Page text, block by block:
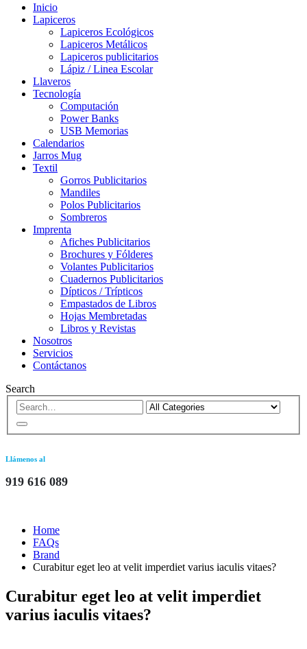
Inicio
Lapiceros
Lapiceros Ecológicos
Lapiceros Metálicos
Lapiceros publicitarios
Lápiz / Linea Escolar
Llaveros
Tecnología
Computación
Power Banks
USB Memorias
Calendarios
Jarros Mug
Textil
Gorros Publicitarios
Mandiles
Polos Publicitarios
Sombreros
Imprenta
Afiches Publicitarios
Brochures y Fólderes
Volantes Publicitarios
Cuadernos Publicitarios
Dípticos / Trípticos
Empastados de Libros
Hojas Membretadas
Libros y Revistas
Nosotros
Servicios
Contáctanos
Search
Llámenos al
919 616 089
Home
FAQs
Brand
Curabitur eget leo at velit imperdiet varius iaculis vitaes?
Curabitur eget leo at velit imperdiet
varius iaculis vitaes?